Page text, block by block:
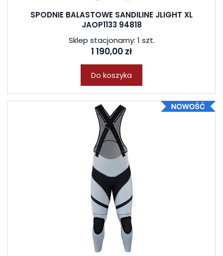
SPODNIE BALASTOWE SANDILINE JLIGHT XL
JAOP1133 94818
Sklep stacjonarny: 1 szt.
1 190,00 zł
Do koszyka